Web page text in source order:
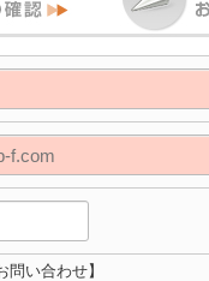
問い合わせ】